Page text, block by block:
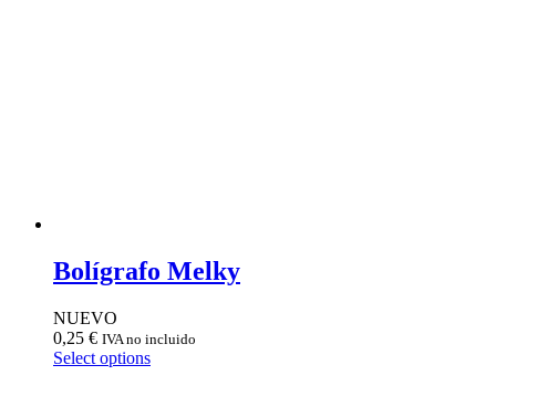
Bolígrafo Melky
NUEVO
0,25 € IVA no incluido
Select options